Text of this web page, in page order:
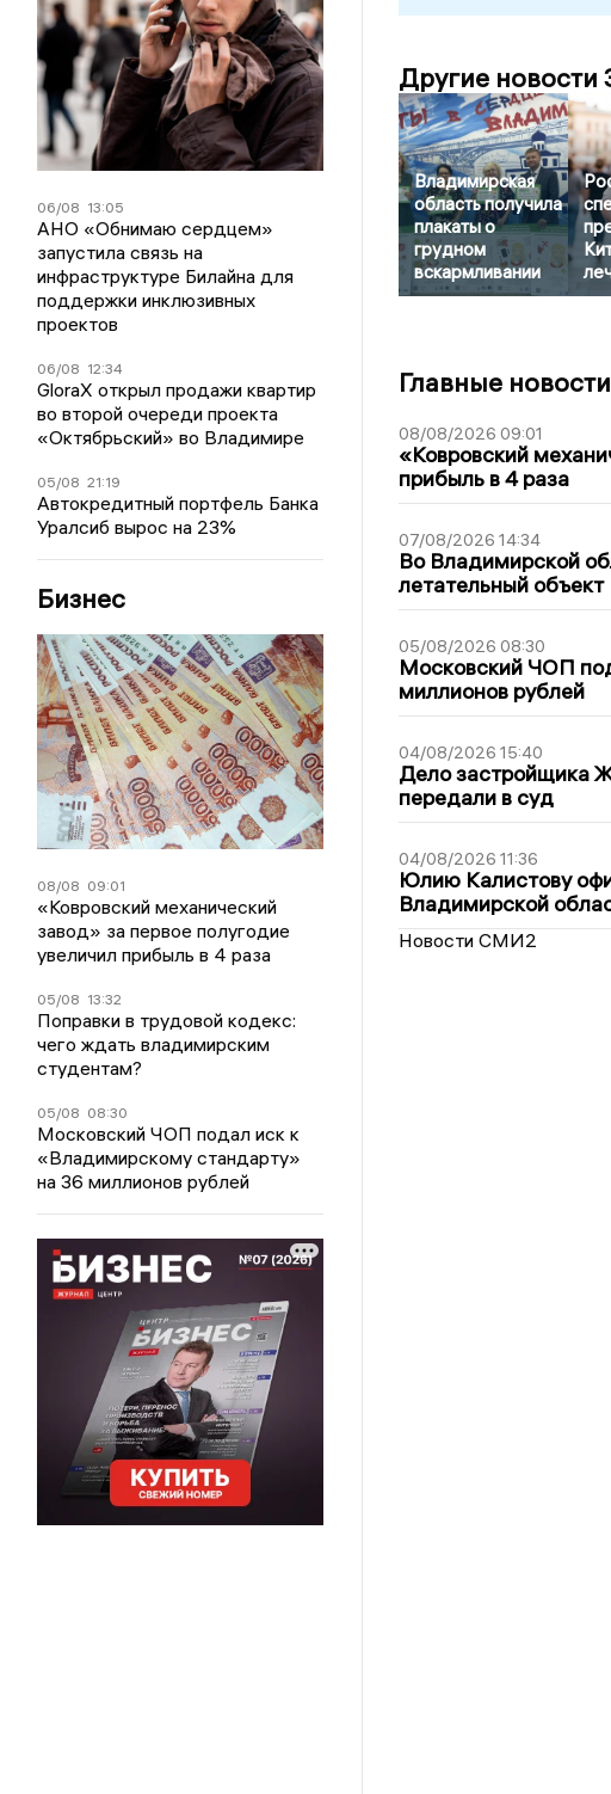
06/08 13:05
АНО «Обнимаю сердцем»
запустила связь на
инфраструктуре Билайна для
поддержки инклюзивных
проектов
06/08 12:34
GloraX открыл продажи квартир
во второй очереди проекта
«Октябрьский» во Владимире
05/08 21:19
Автокредитный портфель Банка
Уралсиб вырос на 23%
Бизнес
08/08 09:01
«Ковровский механический
завод» за первое полугодие
увеличил прибыль в 4 раза
05/08 13:32
Поправки в трудовой кодекс:
чего ждать владимирским
студентам?
05/08 08:30
Московский ЧОП подал иск к
«Владимирскому стандарту»
на 36 миллионов рублей
Другие новости
Владимирская
область получила
плакаты о
грудном
вскармливании
Главные новости
08/08/2026 09:01
«Ковровский
прибыль в 4 раза
07/08/2026 14:34
Во Владимирской
летательный объект
05/08/2026 08:30
Московский ЧОП
миллионов рублей
04/08/2026 15:40
Дело застройщика
передали в суд
04/08/2026 11:36
Юлию Калистову
Владимирской
Новости СМИ2